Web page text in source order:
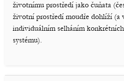
životnímu prostředí jako čuňata
životní prostředí moudře dohlíží (a
individuálním selháním
systému).